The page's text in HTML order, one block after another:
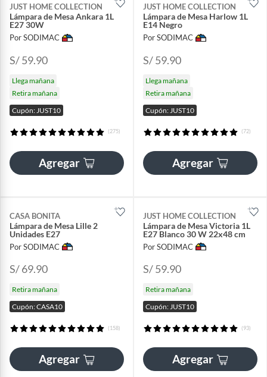
JUST HOME COLLECTION
Lámpara de Mesa Ankara 1L
E27 30W
Por SODIMAC
S/ 59.90
Llega mañana
Retira mañana
Cupón: JUST10
(275)
Agregar
JUST HOME COLLECTION
Lámpara de Mesa Harlow 1L
E14 Negro
Por SODIMAC
S/ 59.90
Llega mañana
Retira mañana
Cupón: JUST10
(72)
Agregar
CASA BONITA
Lámpara de Mesa Lille 2
Unidades E27
Por SODIMAC
S/ 69.90
Retira mañana
Cupón: CASA10
(158)
Agregar
JUST HOME COLLECTION
Lámpara de Mesa Victoria 1L
E27 Blanco 30 W 22x48 cm
Por SODIMAC
S/ 59.90
Retira mañana
Cupón: JUST10
(93)
Agregar